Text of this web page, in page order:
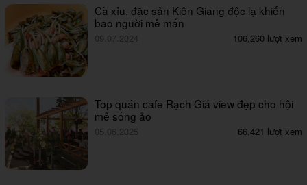
Cà xỉu, đặc sản Kiên Giang độc lạ khiến
bao người mê mẩn
09.07.2024 106,260 lượt xem
Top quán cafe Rạch Giá view đẹp cho hội
mê sống ảo
05.06.2025 66,421 lượt xem